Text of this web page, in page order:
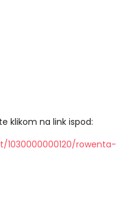
klikom na link ispod:
rowenta-